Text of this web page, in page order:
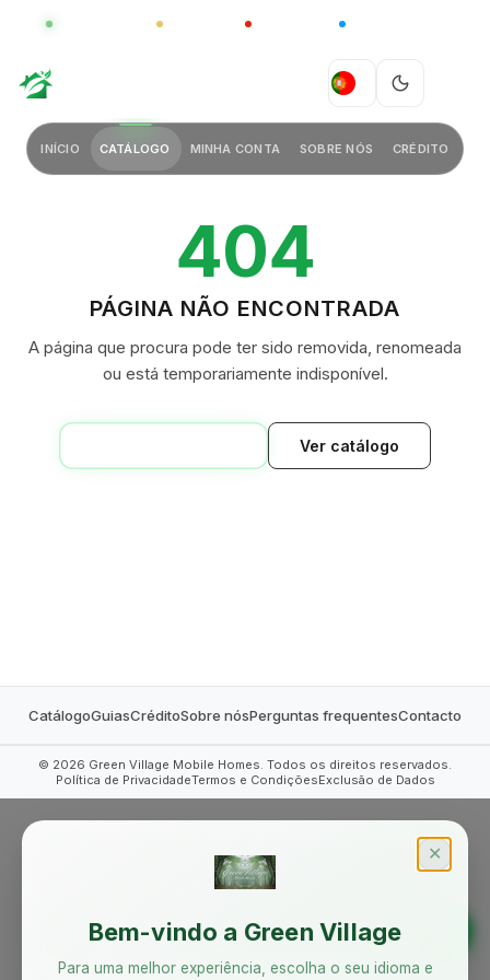
CHINA
PT
INÍCIO CATÁLOGO MINHA CONTA SOBRE NÓS CRÉDITO
404
PÁGINA NÃO ENCONTRADA
A página que procura pode ter sido removida, renomeada
ou está temporariamente indisponível.
Ver catálogo
CatálogoGuiasCréditoSobre nósPerguntas frequentesContacto
© 2026 Green Village Mobile Homes. Todos os direitos reservados.
Política de PrivacidadeTermos e CondiçõesExclusão de Dados
✕
Bem-vindo a Green Village
Para uma melhor experiência, escolha o seu idioma e